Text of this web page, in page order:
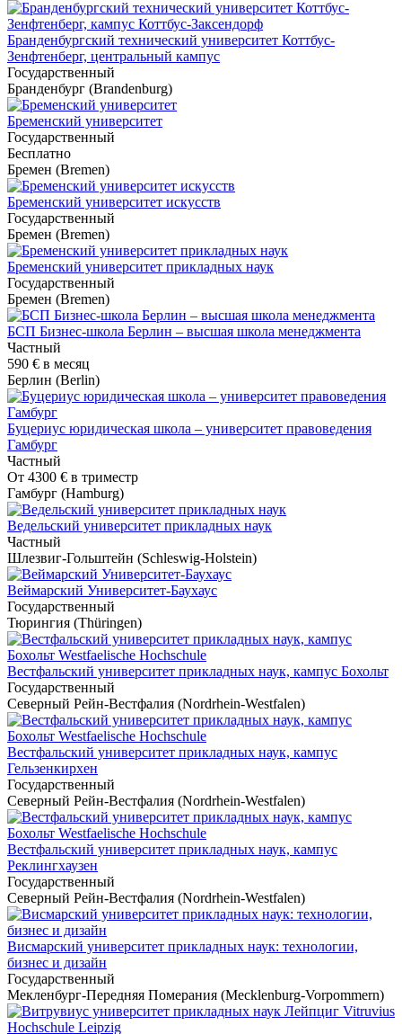
Бранденбургский технический университет Коттбус-
Зенфтенберг, центральный кампус
Государственный
Бранденбург (Brandenburg)
Бременский университет
Государственный
Бесплатно
Бремен (Bremen)
Бременский университет искусств
Государственный
Бремен (Bremen)
Бременский университет прикладных наук
Государственный
Бремен (Bremen)
БСП Бизнес-школа Берлин – высшая школа менеджмента
Частный
590 € в месяц
Берлин (Berlin)
Буцериус юридическая школа – университет правоведения
Гамбург
Частный
От 4300 € в триместр
Гамбург (Hamburg)
Ведельский университет прикладных наук
Частный
Шлезвиг-Гольштейн (Schleswig-Holstein)
Веймарский Университет-Баухаус
Государственный
Тюрингия (Thüringen)
Вестфальский университет прикладных наук, кампус Бохольт
Государственный
Северный Рейн-Вестфалия (Nordrhein-Westfalen)
Вестфальский университет прикладных наук, кампус
Гельзенкирхен
Государственный
Северный Рейн-Вестфалия (Nordrhein-Westfalen)
Вестфальский университет прикладных наук, кампус
Реклингхаузен
Государственный
Северный Рейн-Вестфалия (Nordrhein-Westfalen)
Висмарский университет прикладных наук: технологии,
бизнес и дизайн
Государственный
Мекленбург-Передняя Померания (Mecklenburg-Vorpommern)